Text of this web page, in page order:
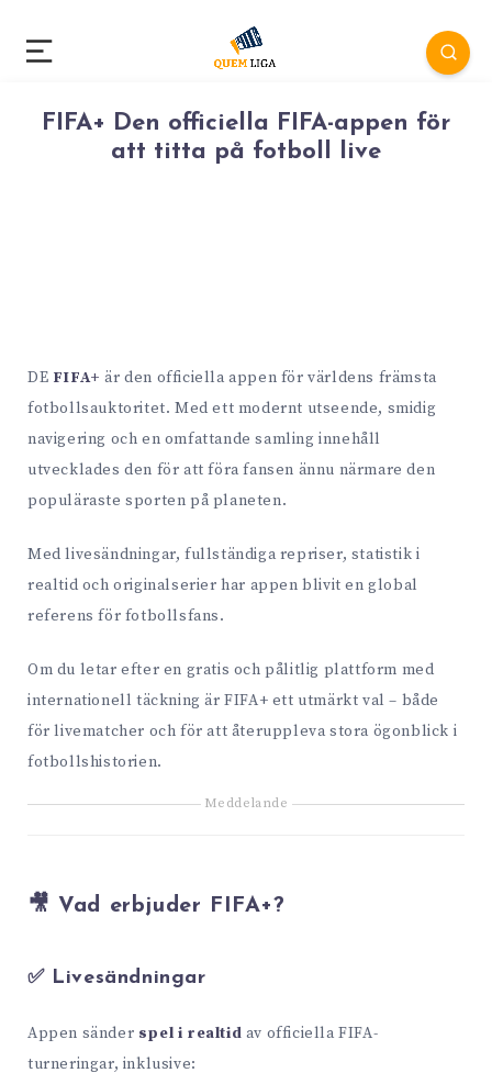
FIFA+ Den officiella FIFA-appen för
att titta på fotboll live
DE FIFA+ är den officiella appen för världens främsta
fotbollsauktoritet. Med ett modernt utseende, smidig
navigering och en omfattande samling innehåll
utvecklades den för att föra fansen ännu närmare den
populäraste sporten på planeten.
Med livesändningar, fullständiga repriser, statistik i
realtid och originalserier har appen blivit en global
referens för fotbollsfans.
Om du letar efter en gratis och pålitlig plattform med
internationell täckning är FIFA+ ett utmärkt val – både
för livematcher och för att återuppleva stora ögonblick i
fotbollshistorien.
Meddelande
🎥 Vad erbjuder FIFA+?
✅ Livesändningar
Appen sänder spel i realtid av officiella FIFA-
turneringar, inklusive: